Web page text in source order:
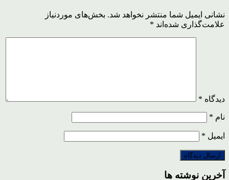
نشانی ایمیل شما منتشر نخواهد شد. بخش‌های موردنیاز
علامت‌گذاری شده‌اند *
دیدگاه *
نام *
ایمیل *
آخرین نوشته ها